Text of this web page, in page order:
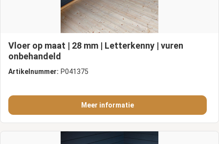
Vloer op maat | 28 mm | Letterkenny | vuren
onbehandeld
Artikelnummer: P041375
Meer informatie